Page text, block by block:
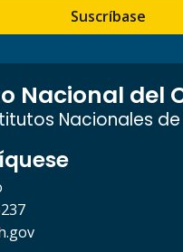
Suscríbase
Nacional del
Nacionales